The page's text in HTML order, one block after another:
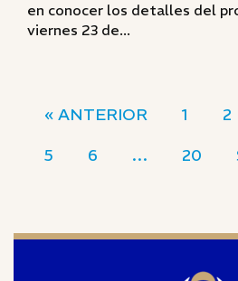
en conocer los detalles del
viernes 23 de...
« ANTERIOR 1 2
5
6 … 20